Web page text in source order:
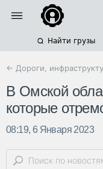
Найти грузы
← Дороги,
В Омской
которые
08:19, 6 Января 2023